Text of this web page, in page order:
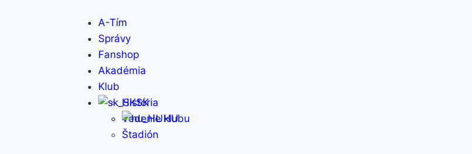
A-Tím
Správy
Fanshop
Akadémia
Klub
História
Vedenie klubu
Štadión
SK
HU